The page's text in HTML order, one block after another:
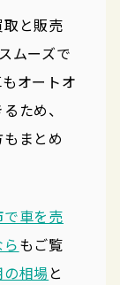
と販売
ムーズで
オートオ
ため、
まとめ
車を売
もご覧
相場 と